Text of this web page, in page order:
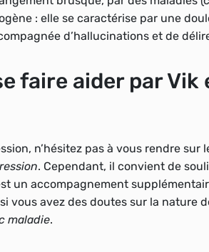
: elle se caractérise par une
d’hallucinations et de
faire aider par Vik
n’hésitez pas à vous rendre sur
. Cependant, il convient de
un accompagnement
vous avez des doutes sur la nature
maladie.